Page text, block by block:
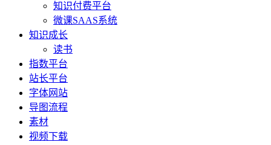
知识付费平台
微课SAAS系统
知识成长
读书
指数平台
站长平台
字体网站
导图流程
素材
视频下载